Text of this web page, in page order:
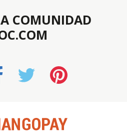
COMUNIDAD